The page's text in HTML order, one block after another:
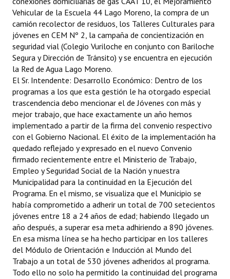
El Sr. Intendente: Desarrollo Económico: Dentro de los
programas a los que esta gestión le ha otorgado especial
trascendencia debo mencionar el de Jóvenes con más y
mejor trabajo, que hace exactamente un año hemos
implementado a partir de la firma del convenio respectivo
con el Gobierno Nacional. El éxito de la implementación ha
quedado reflejado y expresado en el nuevo Convenio
firmado recientemente entre el Ministerio de Trabajo,
Empleo y Seguridad Social de la Nación y nuestra
Municipalidad para la continuidad en la Ejecución del
Programa. En el mismo, se visualiza que el Municipio se
había comprometido a adherir un total de 700 setecientos
jóvenes entre 18 a 24 años de edad; habiendo llegado un
año después, a superar esa meta adhiriendo a 890 jóvenes.
En esa misma línea se ha hecho participar en los talleres
del Módulo de Orientación e Inducción al Mundo del
Trabajo a un total de 530 jóvenes adheridos al programa.
Todo ello no solo ha permitido la continuidad del programa